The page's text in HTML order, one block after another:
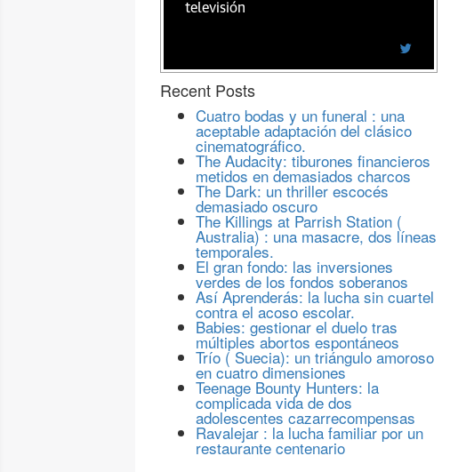
televisión
Recent Posts
Cuatro bodas y un funeral : una
aceptable adaptación del clásico
cinematográfico.
The Audacity: tiburones financieros
metidos en demasiados charcos
The Dark: un thriller escocés
demasiado oscuro
The Killings at Parrish Station (
Australia) : una masacre, dos líneas
temporales.
El gran fondo: las inversiones
verdes de los fondos soberanos
Así Aprenderás: la lucha sin cuartel
contra el acoso escolar.
Babies: gestionar el duelo tras
múltiples abortos espontáneos
Trío ( Suecia): un triángulo amoroso
en cuatro dimensiones
Teenage Bounty Hunters: la
complicada vida de dos
adolescentes cazarrecompensas
Ravalejar : la lucha familiar por un
restaurante centenario